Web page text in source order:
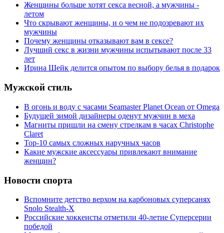
Женщины больше хотят секса весной, а мужчины -
летом
Что скрывают женщины, и о чем не подозревают их
мужчины
Почему женщины отказывают вам в сексе?
Лучший секс в жизни мужчины испытывают после 33
лет
Ирина Шейк делится опытом по выбору белья в подарок
Мужской стиль
В огонь и воду с часами Seamaster Planet Ocean от Omega
Будущей зимой дизайнеры оденут мужчин в меха
Магниты пришли на смену стрелкам в часах Christophe
Claret
Top-10 самых сложных наручных часов
Какие мужские аксессуары привлекают внимание
женщин?
Новости спорта
Вспомните детство верхом на карбоновых суперсанях
Snolo Stealth-X
Российские хоккеисты отметили 40-летие Суперсерии
победой